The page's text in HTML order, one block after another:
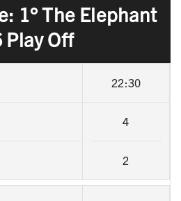
1° The Elephant
Off
22:30
4
2